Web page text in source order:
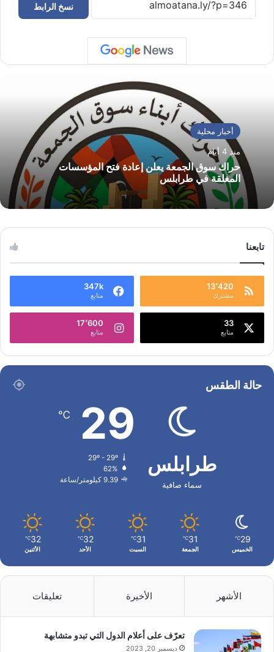
نسخ الرابط
أخبار محلية
منذ 4 أيام
حراك سوق الجمعة يعلن إعادة فتح المؤسسات
المغلقة في طرابلس
تابعنا
13٬420
مشترك
347k
متابع
33
متابع
17٬600
متابع
حالة الطقس
طرابلس
سماء صافية
29
℃
29º - 29º
62%
9.39 كيلومتر/ساعة
29
℃
الخميس
31
℃
الجمعة
31
℃
السبت
32
℃
الأحد
32
℃
الأثنين
الأشهر الأخيرة تعليقات
تعرّف على أعلام الدول التي تبدو متشابهة
ديسمبر 20, 2023